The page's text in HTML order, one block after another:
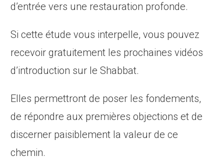
d’entrée vers une restauration profonde.
Si cette étude vous interpelle, vous pouvez
recevoir gratuitement les prochaines vidéos
d’introduction sur le Shabbat.
Elles permettront de poser les fondements,
de répondre aux premières objections et de
discerner paisiblement la valeur de ce
chemin.